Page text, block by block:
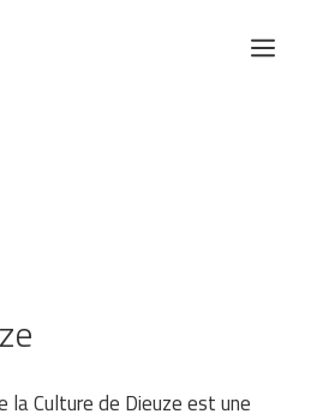
la Culture de Dieuze est une